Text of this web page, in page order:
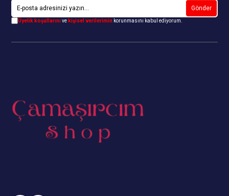
Gönder
Üyelik koşullarınıve kişisel verilerimin korunmasını kabul ediyorum.